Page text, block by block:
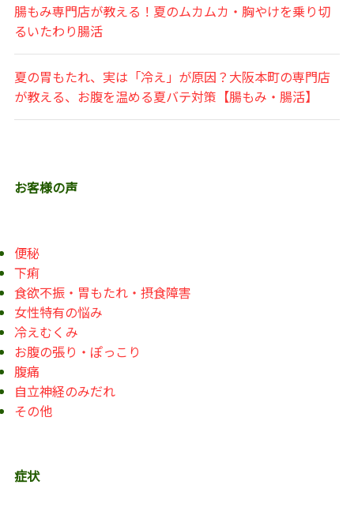
腸もみ専門店が教える！夏のムカムカ・胸やけを乗り切
るいたわり腸活
夏の胃もたれ、実は「冷え」が原因？大阪本町の専門店
が教える、お腹を温める夏バテ対策【腸もみ・腸活】
お客様の声
便秘
下痢
食欲不振・胃もたれ・摂食障害
女性特有の悩み
冷えむくみ
お腹の張り・ぽっこり
腹痛
自立神経のみだれ
その他
症状